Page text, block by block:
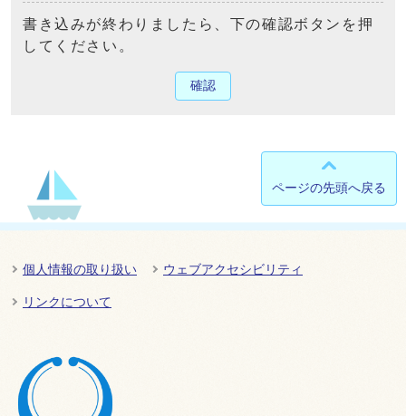
書き込みが終わりましたら、下の確認ボタンを押
してください。
確認
ページの先頭へ戻る
個人情報の取り扱い ウェブアクセシビリティ
リンクについて